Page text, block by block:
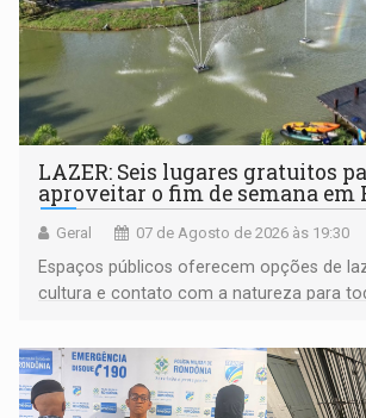
LAZER: Seis lugares gratuitos
aproveitar o fim de semana em
Geral 07 de Agosto de 2026 às 19:30
Espaços públicos oferecem opções de
cultura e contato com a natureza para